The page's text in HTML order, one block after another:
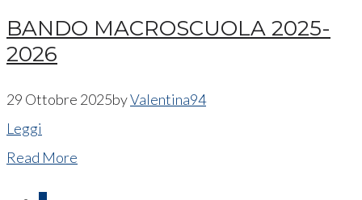
BANDO MACROSCUOLA 2025-
2026
29 Ottobre 2025byValentina94
Leggi
Read More